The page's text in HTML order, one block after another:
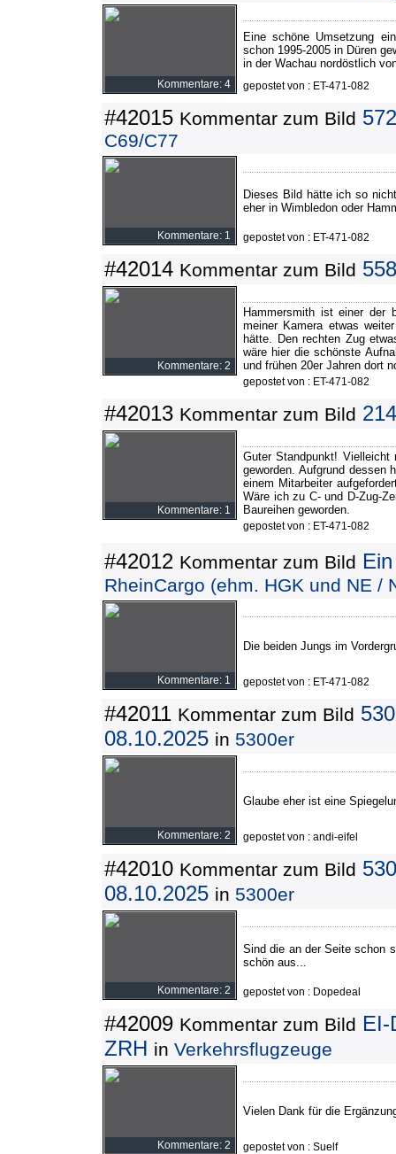
Kommentare: 4
Eine schöne Umsetzung
schon 1995-2005 in Düren
in der Wachau nordöstlich
gepostet von : ET-471-082
#42015 Kommentar zum Bild
C69/C77
Kommentare: 1
Dieses Bild hätte ich so
eher in Wimbledon oder
gepostet von : ET-471-082
#42014 Kommentar zum Bild
Kommentare: 2
Hammersmith ist einer der
meiner Kamera etwas
hätte. Den rechten Zug
wäre hier die schönste
und frühen 20er Jahren dort
gepostet von : ET-471-082
#42013 Kommentar zum Bild
Kommentare: 1
Guter Standpunkt! Vielleicht
geworden. Aufgrund dessen
einem Mitarbeiter
Wäre ich zu C- und D-Zug-
Baureihen geworden.
gepostet von : ET-471-082
#42012 Kommentar zum Bild
RheinCargo (ehm. HGK und NE /
Kommentare: 1
Die beiden Jungs im
gepostet von : ET-471-082
#42011 Kommentar zum Bild
08.10.2025 in 5300er
Kommentare: 2
Glaube eher ist eine
gepostet von : andi-eifel
#42010 Kommentar zum Bild
08.10.2025 in 5300er
Kommentare: 2
Sind die an der Seite schon
schön aus...
gepostet von : Dopedeal
#42009 Kommentar zum Bild EI-
ZRH in Verkehrsflugzeuge
Kommentare: 2
Vielen Dank für die
gepostet von : Suelf